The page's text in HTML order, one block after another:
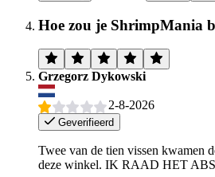
Hoe zou je ShrimpMania
Grzegorz Dykowski
2-8-2026
Geverifieerd
Twee van de tien vissen kwamen
deze winkel. IK RAAD HET